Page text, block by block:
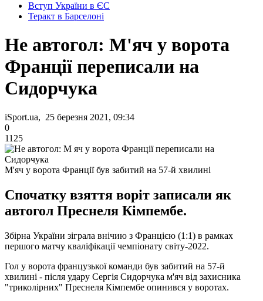
Вступ України в ЄС
Теракт в Барселоні
Не автогол: М'яч у ворота
Франції переписали на
Сидорчука
iSport.ua, 25 березня 2021, 09:34
0
1125
М'яч у ворота Франції був забитий на 57-й хвилині
Спочатку взяття воріт записали як
автогол Преснеля Кімпембе.
Збірна України зіграла внічию з Францією (1:1) в рамках
першого матчу кваліфікації чемпіонату світу-2022.
Гол у ворота французької команди був забитий на 57-й
хвилині - після удару Сергія Сидорчука м'яч від захисника
"триколірних" Преснеля Кімпембе опинився у воротах.